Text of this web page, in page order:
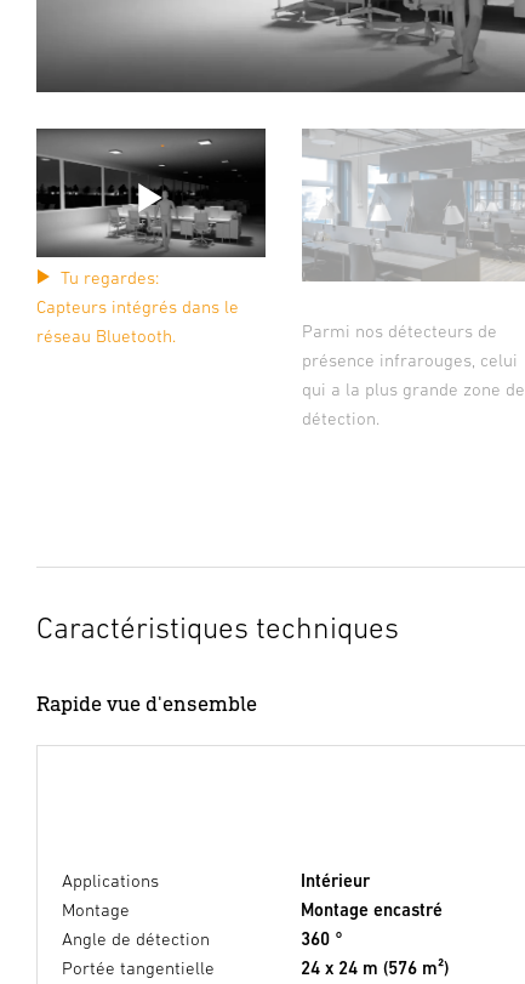
Tu regardes:
Capteurs intégrés dans le
réseau Bluetooth.
Parmi nos détecteurs de
présence infrarouges, celui
qui a la plus grande zone de
détection.
Caractéristiques techniques
Rapide vue d'ensemble
Applications
Intérieur
Montage
Montage encastré
Angle de détection
360 °
Portée tangentielle
24 x 24 m (576 m²)